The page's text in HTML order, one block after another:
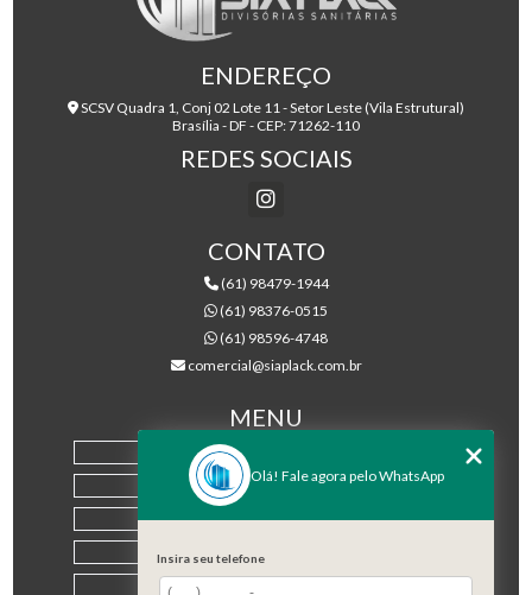
ENDEREÇO
SCSV Quadra 1, Conj 02 Lote 11 - Setor Leste (Vila Estrutural)
Brasília - DF - CEP: 71262-110
REDES SOCIAIS
CONTATO
(61) 98479-1944
(61) 98376-0515
(61) 98596-4748
comercial@siaplack.com.br
MENU
EMPRESA
PRODUTOS
Olá! Fale agora pelo WhatsApp
Insira seu telefone